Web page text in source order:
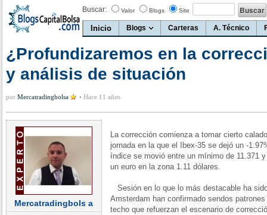
Buscar: Valor Blogs Site
Inicio Blogs Carteras A. Técnico
¿Profundizaremos en la
y análisis de situación
por Mercatradingbolsa • Hace 11 años
Mercatradingbols a
La corrección comienza a tomar cierto
jornada en la que el Ibex-35 se dejó un -
índice se movió entre un mínimo de 11.371
un euro en la zona 1.11 dólares.
Sesión en lo que lo más destacable ha
Amsterdam han confirmado sendos
techo que refuerzan el escenario de